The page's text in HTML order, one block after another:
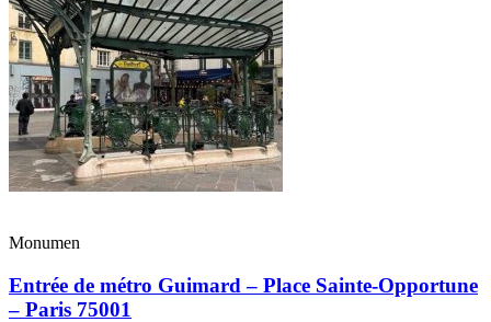
Monumen
Entrée de métro Guimard – Place Sainte-Opportune
– Paris 75001